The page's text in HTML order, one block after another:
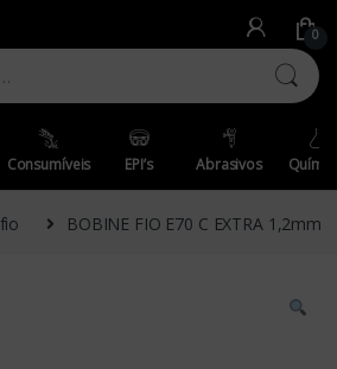
0
Consumíveis EPI’s Abrasivos
BOBINE FIO E70 C EXTRA 1,2mm